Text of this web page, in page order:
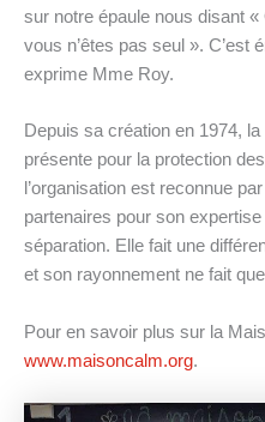
sur notre épaule nous disant
vous n’êtes pas seul ». C’est
exprime Mme Roy.
Depuis sa création en 1974,
présente pour la protection
l’organisation est reconnue
partenaires pour son
séparation. Elle fait une
et son rayonnement ne fait
Pour en savoir plus sur la
www.maisoncalm.org.